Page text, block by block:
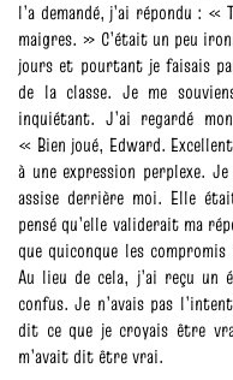
l’a demandé, j’ai répondu :
maigres. » C’était un peu
jours et pourtant je faisais
de la classe. Je me
inquiétant. J’ai regardé
« Bien joué, Edward.
à une expression perplexe.
assise derrière moi. Elle
pensé qu’elle validerait ma
que quiconque les
Au lieu de cela, j’ai reçu
confus. Je n’avais pas
dit ce que je croyais être
m’avait dit être vrai.